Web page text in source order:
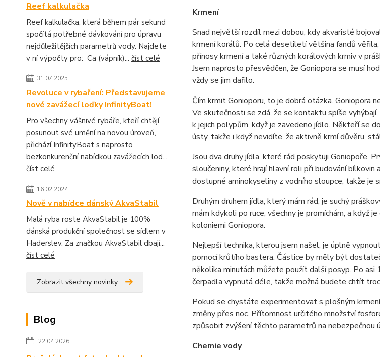
Reef kalkulačka
Reef kalkulačka, která během pár sekund
spočítá potřebné dávkování pro úpravu
nejdůležitějších parametrů vody. Najdete
v ní výpočty pro: Ca (vápník)... číst celé
31.07.2025
Revoluce v rybaření: Představujeme
nové zavážecí loďky InfinityBoat!
Pro všechny vášnivé rybáře, kteří chtějí
posunout své umění na novou úroveň,
přichází InfinityBoat s naprosto
bezkonkurenční nabídkou zavážecích lod...
číst celé
16.02.2024
Nově v nabídce dánský AkvaStabil
Malá ryba roste AkvaStabil je 100%
dánská produkční společnost se sídlem v
Haderslev. Za značkou AkvaStabil dbají...
číst celé
Zobrazit všechny novinky
Blog
22.04.2026
Krmení
Snad největší rozdíl mezi dobou, kdy akvaristé
krmení korálů. Po celá desetiletí většina fandů
přínosy krmení a také různých korálových krmiv v
Jsem naprosto přesvědčen, že Goniopora se musí
vždy se jim dařilo.
Čím krmit Gonioporu, to je dobrá otázka. Goniopora
Ve skutečnosti se zdá, že se kontaktu spíše
k jejich polypům, když je zavedeno jídlo. Někteří se
ústy, takže i když nevidíte, že aktivně krmí důvěru,
Jsou dva druhy jídla, které rád poskytuji Goniopoře.
sloučeniny, které hrají hlavní roli při budování bílkovin
dostupné aminokyseliny z vodního sloupce, takže je
Druhým druhem jídla, který mám rád, je suchý
mám kdykoli po ruce, všechny je promíchám, a když
koloniemi Goniopora.
Nejlepší technika, kterou jsem našel, je úplně
pomocí krůtího bastera. Částice by měly být
několika minutách můžete použít další posyp. Po
čerpadla vypnutá déle, takže možná budete chtít
Pokud se chystáte experimentovat s plošným
změny přes noc. Přítomnost určitého množství
způsobit zvýšení těchto parametrů na nebezpečnou
Chemie vody